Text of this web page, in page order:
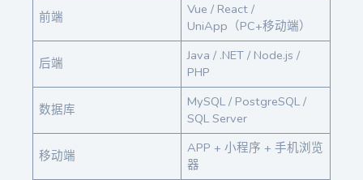
前端
Vue / React /
UniApp（PC+移动端）
后端
Java / .NET / Node.js /
PHP
数据库
MySQL / PostgreSQL /
SQL Server
移动端
APP + 小程序 + 手机浏览
器